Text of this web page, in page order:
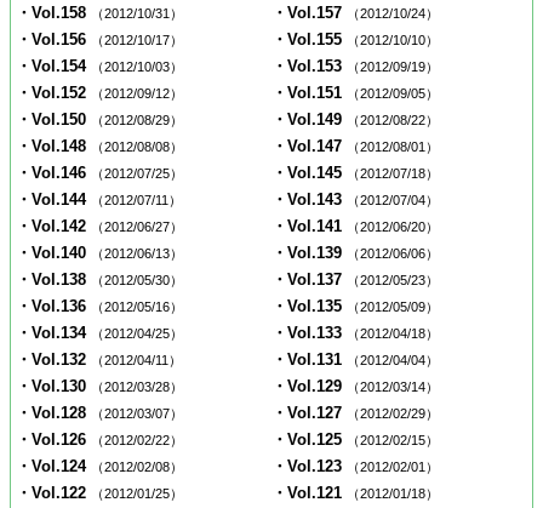
・Vol.158 （2012/10/31） ・Vol.157 （2012/10/24）
・Vol.156 （2012/10/17） ・Vol.155 （2012/10/10）
・Vol.154 （2012/10/03） ・Vol.153 （2012/09/19）
・Vol.152 （2012/09/12） ・Vol.151 （2012/09/05）
・Vol.150 （2012/08/29） ・Vol.149 （2012/08/22）
・Vol.148 （2012/08/08） ・Vol.147 （2012/08/01）
・Vol.146 （2012/07/25） ・Vol.145 （2012/07/18）
・Vol.144 （2012/07/11） ・Vol.143 （2012/07/04）
・Vol.142 （2012/06/27） ・Vol.141 （2012/06/20）
・Vol.140 （2012/06/13） ・Vol.139 （2012/06/06）
・Vol.138 （2012/05/30） ・Vol.137 （2012/05/23）
・Vol.136 （2012/05/16） ・Vol.135 （2012/05/09）
・Vol.134 （2012/04/25） ・Vol.133 （2012/04/18）
・Vol.132 （2012/04/11） ・Vol.131 （2012/04/04）
・Vol.130 （2012/03/28） ・Vol.129 （2012/03/14）
・Vol.128 （2012/03/07） ・Vol.127 （2012/02/29）
・Vol.126 （2012/02/22） ・Vol.125 （2012/02/15）
・Vol.124 （2012/02/08） ・Vol.123 （2012/02/01）
・Vol.122 （2012/01/25） ・Vol.121 （2012/01/18）